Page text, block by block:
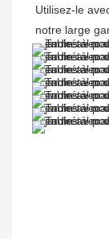
Utilisez-le